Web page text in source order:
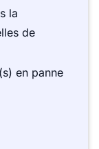
la
de
en panne